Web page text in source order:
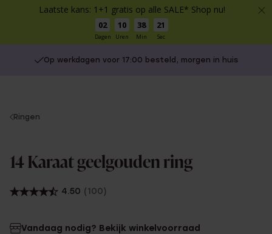
Laatste kans: 1+1 gratis op alle SALE* Shop nu!
02
Dagen
10
Uren
38
Min
21
Sec
Op werkdagen voor 17:00 besteld, morgen in huis
You
Ringen
14 Karaat geelgouden ring
4.50 (100)
Vandaag nodig? Bekijk winkelvoorraad